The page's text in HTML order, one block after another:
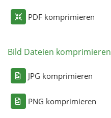
PDF komprimieren
Bild Dateien komprimieren
JPG komprimieren
PNG komprimieren